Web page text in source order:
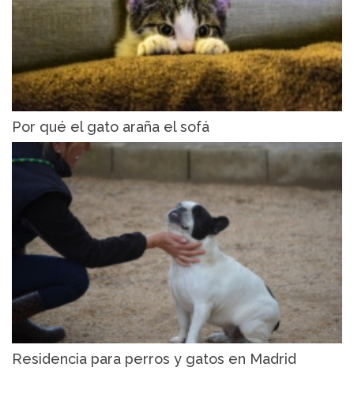
Por qué el gato araña el sofá
Residencia para perros y gatos en Madrid